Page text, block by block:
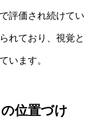
評価され続けてい
れており、視覚と
います。
位置づけ